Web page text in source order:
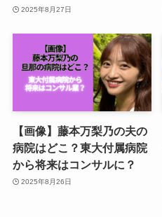
2025年8月27日
【画像】藤本万梨乃の夫の
病院はどこ？東大付属病院
から将来はコンサルに？
2025年8月26日